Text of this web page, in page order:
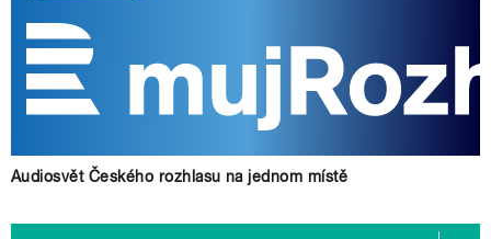
Audiosvět Českého rozhlasu na jednom místě